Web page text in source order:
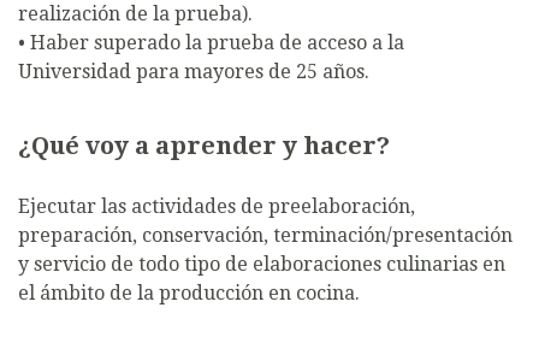
realización de la prueba).
• Haber superado la prueba de acceso a la
Universidad para mayores de 25 años.
¿Qué voy a aprender y hacer?
Ejecutar las actividades de preelaboración,
preparación, conservación, terminación/presentación
y servicio de todo tipo de elaboraciones culinarias en
el ámbito de la producción en cocina.